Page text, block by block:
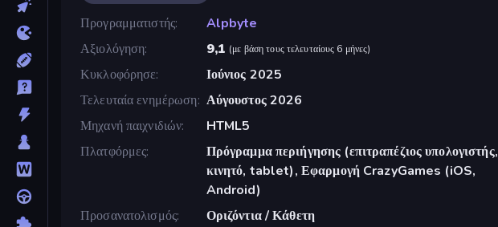
Προγραμματιστής
Alpbyte
Αξιολόγηση
9,1 (με βάση τους τελευταίους 6 μήνες)
Κυκλοφόρησε
Ιούνιος 2025
Τελευταία ενημέρωση Αύγουστος 2026
Μηχανή παιχνιδιών
HTML5
Πλατφόρμες
Πρόγραμμα περιήγησης (επιτραπέζιος υπολογιστής,
κινητό, tablet), Εφαρμογή CrazyGames (iOS,
Android)
Προσανατολισμός
Οριζόντια / Κάθετη